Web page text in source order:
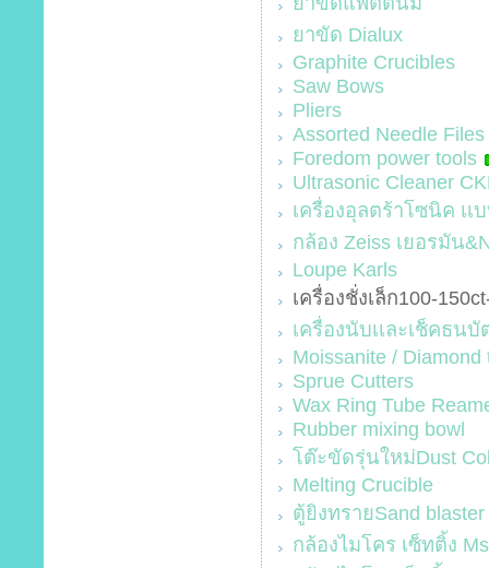
ยาขัด Dialux
Graphite Crucibles
Saw Bows
Pliers
Assorted Needle Files
Foredom power tools
Ultrasonic Cleaner
เครื่องอุลตร้าโซนิค เเ
กล้อง Zeiss เยอรมัน
Loupe Karls
เครื่องชั่งเล็ก100-
เครื่องนับเเละเช็คธนบั
Moissanite / Diamond
Sprue Cutters
Wax Ring Tube
Rubber mixing bowl
โต๊ะขัดรุ่นใหม่Dust
Melting Crucible
ตู้ยิงทรายSand blaster
กล้องไมโคร เซ็ทติ้ง